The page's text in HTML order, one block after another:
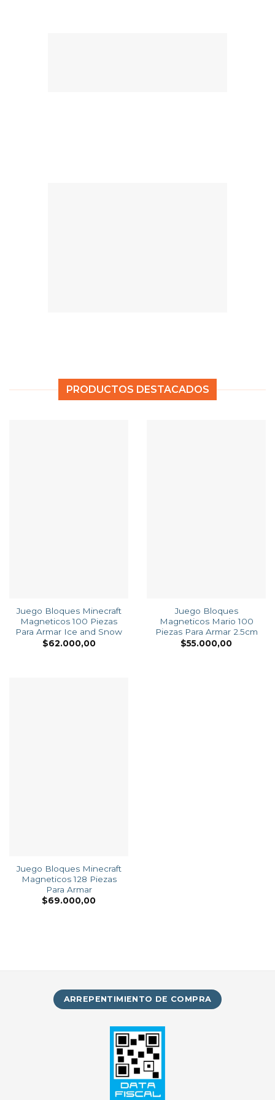
PRODUCTOS DESTACADOS
Juego Bloques Minecraft
Magneticos 100 Piezas
Para Armar Ice and Snow
$62.000,00
Juego Bloques
Magneticos Mario 100
Piezas Para Armar 2.5cm
$55.000,00
Juego Bloques Minecraft
Magneticos 128 Piezas
Para Armar
$69.000,00
ARREPENTIMIENTO DE COMPRA